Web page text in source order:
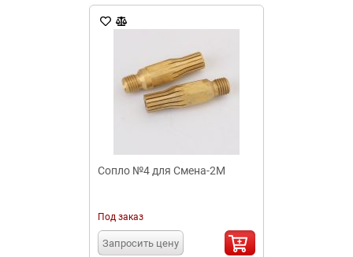
Сопло №4 для Смена-2М
Под заказ
Запросить цену